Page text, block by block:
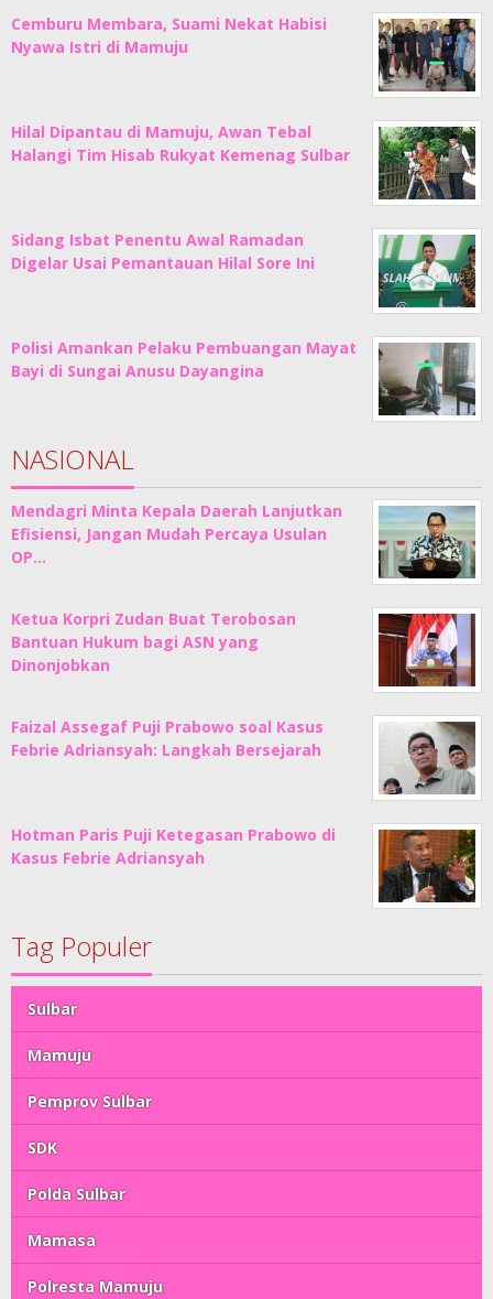
Cemburu Membara, Suami Nekat Habisi
Nyawa Istri di Mamuju
Hilal Dipantau di Mamuju, Awan Tebal
Halangi Tim Hisab Rukyat Kemenag Sulbar
Sidang Isbat Penentu Awal Ramadan
Digelar Usai Pemantauan Hilal Sore Ini
Polisi Amankan Pelaku Pembuangan Mayat
Bayi di Sungai Anusu Dayangina
NASIONAL
Mendagri Minta Kepala Daerah Lanjutkan
Efisiensi, Jangan Mudah Percaya Usulan
OP…
Ketua Korpri Zudan Buat Terobosan
Bantuan Hukum bagi ASN yang
Dinonjobkan
Faizal Assegaf Puji Prabowo soal Kasus
Febrie Adriansyah: Langkah Bersejarah
Hotman Paris Puji Ketegasan Prabowo di
Kasus Febrie Adriansyah
Tag Populer
Sulbar
Mamuju
Pemprov Sulbar
SDK
Polda Sulbar
Mamasa
Polresta Mamuju